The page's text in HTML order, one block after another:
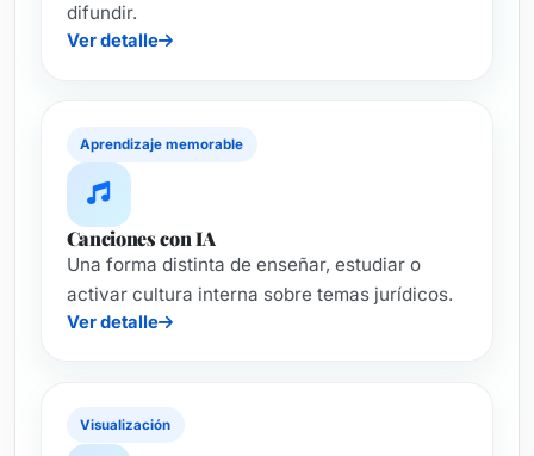
difundir.
Ver detalle
Aprendizaje memorable
Canciones con IA
Una forma distinta de enseñar, estudiar o
activar cultura interna sobre temas jurídicos.
Ver detalle
Visualización